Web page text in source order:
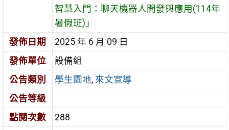
智慧入門：聊天機器人開發與應用(114年
暑假班)」
發佈日期
2025 年 6 月 09 日
發佈單位
設備組
公告類別
學生園地, 來文宣導
公告等級
點閱次數
288